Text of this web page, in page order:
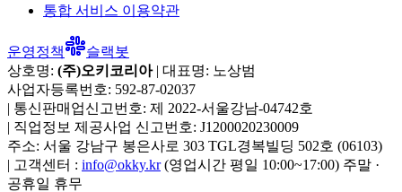
통합 서비스 이용약관
운영정책
슬랙봇
상호명: (주)오키코리아| 대표명: 노상범
사업자등록번호: 592-87-02037
| 통신판매업신고번호: 제 2022-서울강남-04742호
| 직업정보 제공사업 신고번호: J1200020230009
주소: 서울 강남구 봉은사로 303 TGL경복빌딩 502호 (06103)
| 고객센터 : info@okky.kr (영업시간 평일 10:00~17:00) 주말 ·
공휴일 휴무